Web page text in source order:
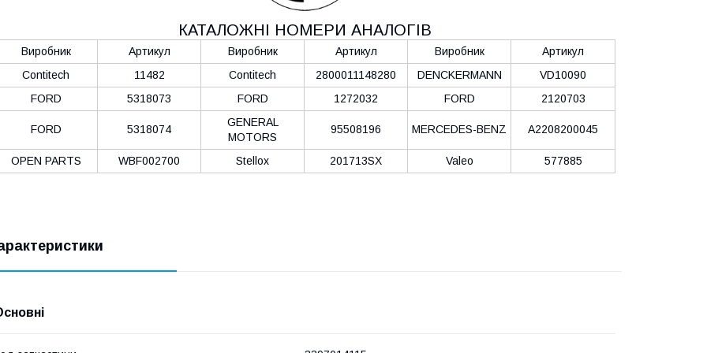
КАТАЛОЖНІ НОМЕРИ АНАЛОГІВ
Виробник Артикул Виробник Артикул Виробник
Артикул
Contitech
11482 Contitech 2800011148280 DENCKERMANN
VD10090
FORD
5318073 FORD 1272032 FORD 2120703
FORD 5318074
GENERAL
MOTORS
95508196 MERCEDES-BENZ A2208200045
OPEN PARTS WBF002700 Stellox 201713SX Valeo 577885